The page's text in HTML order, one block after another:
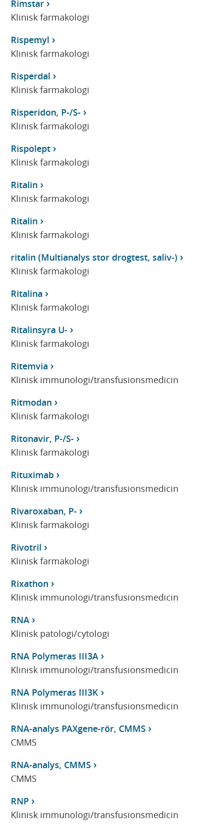
Rimstar
Klinisk farmakologi
Rispemyl
Klinisk farmakologi
Risperdal
Klinisk farmakologi
Risperidon, P-/S-
Klinisk farmakologi
Rispolept
Klinisk farmakologi
Ritalin
Klinisk farmakologi
Ritalin
Klinisk farmakologi
ritalin (Multianalys stor drogtest, saliv-)
Klinisk farmakologi
Ritalina
Klinisk farmakologi
Ritalinsyra U-
Klinisk farmakologi
Ritemvia
Klinisk immunologi/transfusionsmedicin
Ritmodan
Klinisk farmakologi
Ritonavir, P-/S-
Klinisk farmakologi
Rituximab
Klinisk immunologi/transfusionsmedicin
Rivaroxaban, P-
Klinisk farmakologi
Rivotril
Klinisk farmakologi
Rixathon
Klinisk immunologi/transfusionsmedicin
RNA
Klinisk patologi/cytologi
RNA Polymeras III3A
Klinisk immunologi/transfusionsmedicin
RNA Polymeras III3K
Klinisk immunologi/transfusionsmedicin
RNA-analys PAXgene-rör, CMMS
CMMS
RNA-analys, CMMS
CMMS
RNP
Klinisk immunologi/transfusionsmedicin